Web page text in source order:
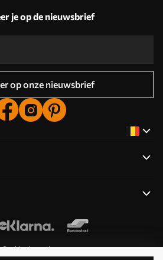
je op de nieuwsbrief
op onze nieuwsbrief
Cookies bewerken